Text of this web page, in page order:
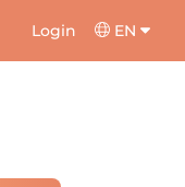
Login EN